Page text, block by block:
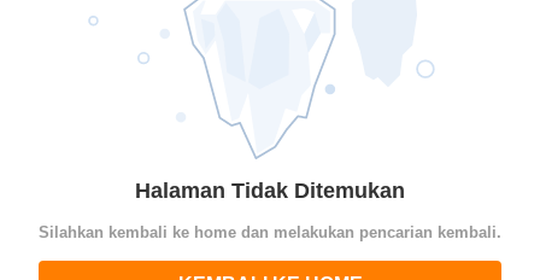
Halaman Tidak Ditemukan
Silahkan kembali ke home dan melakukan pencarian kembali.